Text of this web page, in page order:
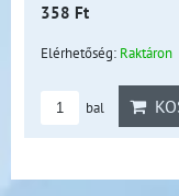
358 Ft
Elérhetőség: Raktáron
bal